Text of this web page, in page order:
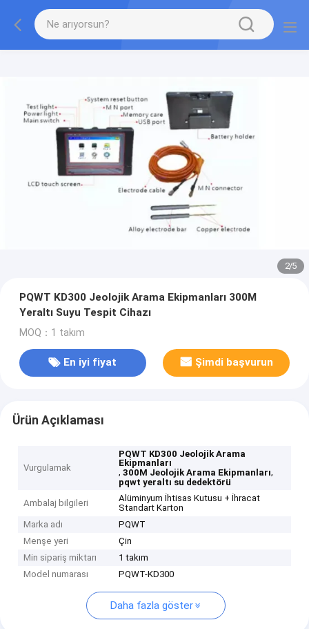
2/5
PQWT KD300 Jeolojik Arama Ekipmanları 300M
Yeraltı Suyu Tespit Cihazı
MOQ：1 takım
En iyi fiyat Şimdi başvurun
Ürün Açıklaması
Vurgulamak
PQWT KD300 Jeolojik Arama
Ekipmanları
,300M Jeolojik Arama Ekipmanları,
pqwt yeraltı su dedektörü
Ambalaj bilgileri
Alüminyum İhtisas Kutusu + İhracat
Standart Karton
Marka adı
PQWT
Menşe yeri
Çin
Min sipariş miktarı
1 takım
Model numarası
PQWT-KD300
Daha fazla göster